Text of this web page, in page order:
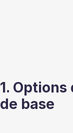
1.
de base